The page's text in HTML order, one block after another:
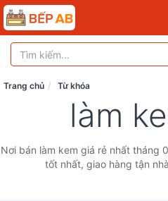
Trang chủ Từ khóa
làm
Nơi bán làm kem giá rẻ nhất tháng
tốt nhất, giao hàng tận